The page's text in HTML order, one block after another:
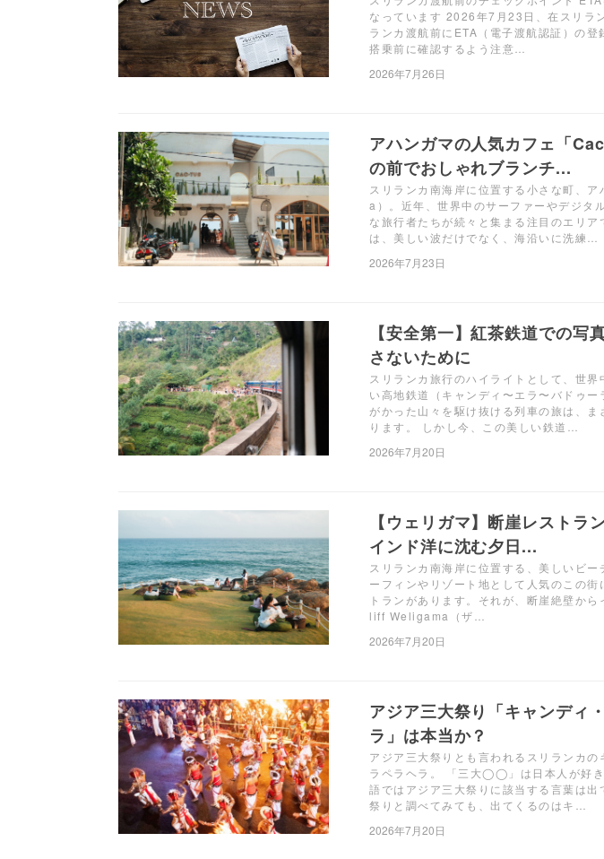
なっています 2026年7月23日、在スリラ
ランカ渡航前にETA（電子渡航認証）の登
搭乗前に確認するよう注意…
2026年7月26日
アハンガマの人気カフェ「
の前でおしゃれブランチ...
スリランカ南海岸に位置する小さな町、
a）。近年、世界中のサーファーやデジタ
な旅行者たちが続々と集まる注目のエリア
は、美しい波だけでなく、海沿いに洗練…
2026年7月23日
【安全第一】紅茶鉄道での写
さないために
スリランカ旅行のハイライトとして、世
い高地鉄道（キャンディ〜エラ〜バドゥ
がかった山々を駆け抜ける列車の旅は、ま
ります。 しかし今、この美しい鉄道…
2026年7月20日
【ウェリガマ】断崖レスト
インド洋に沈む夕日...
スリランカ南海岸に位置する、美しいビ
ーフィンやリゾート地として人気のこの街
トランがあります。それが、断崖絶壁か
liff Weligama（ザ…
2026年7月20日
アジア三大祭り「キャンディ
ラ」は本当か？
アジア三大祭りとも言われるスリランカの
ラペラヘラ。 「三大◯◯」は日本人が好
語ではアジア三大祭りに該当する言葉は出
祭りと調べてみても、出てくるのはキ…
2026年7月20日